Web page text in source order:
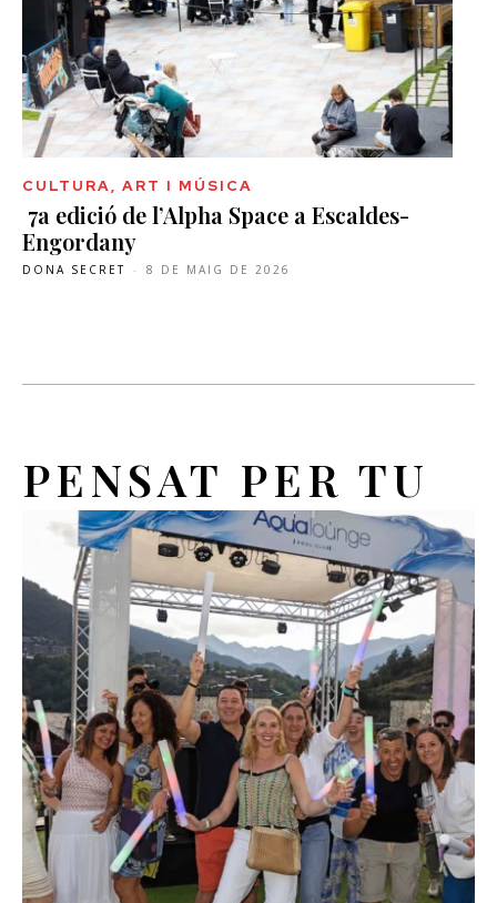
CULTURA, ART I MÚSICA
7a edició de l’Alpha Space a Escaldes-
Engordany
DONA SECRET - 8 DE MAIG DE 2026
PENSAT PER TU